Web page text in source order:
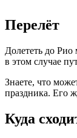
Перелёт
Долететь до
в этом случае
Знаете, что
праздника. Его
Куда